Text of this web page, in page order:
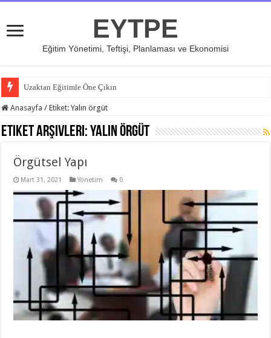
EYTPE
Eğitim Yönetimi, Teftişi, Planlaması ve Ekonomisi
Uzaktan Eğitimle Öne Çıkın
Anasayfa / Etiket:Yalın örgüt
Etiket Arşivleri:Yalın örgüt
Örgütsel Yapı
Mart 31, 2021 Yönetim 0